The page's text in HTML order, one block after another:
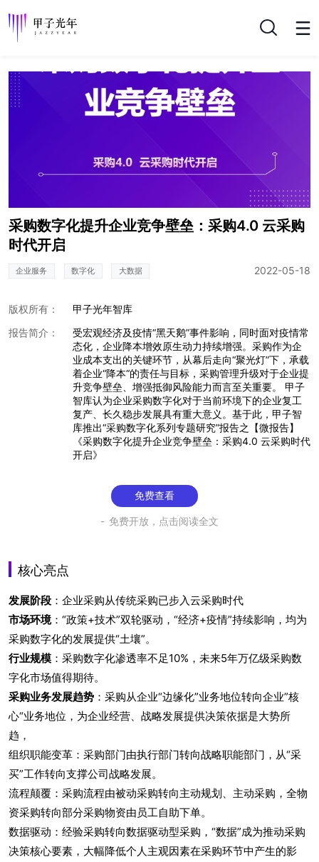
搜索
采购数字化提升企业竞争壁垒：采购4.0 云采购
时代开启
企业服务 数字化 大数据 2022-05-18
版权所有：
甲子光年智库
报告简介：
受宏观经济及疫情“黑天鹅”事件影响，同时面对疫情常
态化，企业降本增效原生动力持续增强。采购作为企
业成本支出的关键环节，从幕后走向“聚光灯”下，承载
着企业“降本“的责任与目标，采购管理升级对于企业提
升竞争壁垒、增强抵御风险能力而言至关重要。 甲子
智库认为企业采购数字化对于当前环境下的企业复工
复产、长久稳步发展具有重大意义。基于此，甲子智
库推出“采购数字化系列专题研究”报告之【微报告】
《采购数字化提升企业竞争壁垒：采购4.0 云采购时代
开启》
免费查看
免费开放，点击阅读全文
核心亮点
发展阶段：企业采购从传统采购已步入云采购时代
市场环境：“政策+技术”双轮驱动，“经济+疫情”持续影响，均为
采购数字化的发展提供“土壤”。
行业规模：采购数字化渗透率不足10%，未来5年万亿级采购数
字化市场值得期待。
采购业务发展趋势：采购从企业“边缘化”业务地位转向企业”核
心“业务地位，为企业经营、战略发展提供决策依据是大势所
趋，
组织职能变革：采购部门由执行部门转向战略职能部门，从“采
买”工作转向支撑公司战略发展。
流程颠覆：采购流程由被动采购转向主动规划、主动采购，全物
资采购转向部分采购物资由员工自助下单。
数据驱动：经验采购转向数据驱动型采购，“数据”成为推动采购
决策核心要素，大幅降低个人主观因素在采购环节中产生的影